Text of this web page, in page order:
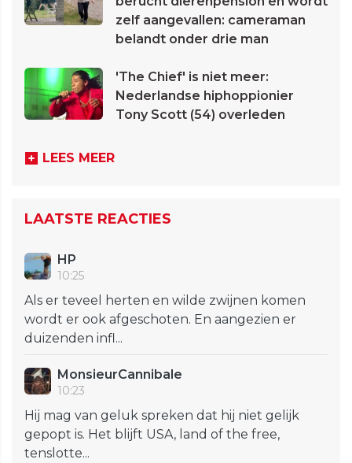
zelf aangevallen: cameraman
belandt onder drie man
'The Chief' is niet meer:
Nederlandse hiphoppionier
Tony Scott (54) overleden
LEES MEER
LAATSTE REACTIES
HP
10:25
Als er teveel herten en wilde zwijnen komen
wordt er ook afgeschoten. En aangezien er
duizenden infl...
MonsieurCannibale
10:23
Hij mag van geluk spreken dat hij niet gelijk
gepopt is. Het blijft USA, land of the free,
tenslotte...